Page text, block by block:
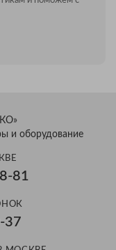
и оборудование
81
37